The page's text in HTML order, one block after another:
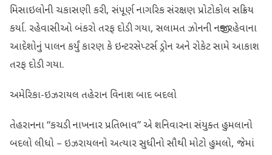
મિસાઇલોની ચકાસણી કરી, સંપૂર્ણ નાગરિક સંરક્ષણ પ્રોટોકોલ સક્રિય
કર્યા. રહેવાસીઓ બંકરો તરફ દોડી ગયા, સલામત ઝોનની નજીક રહેવાના
આદેશોનું પાલન કર્યું કારણ કે ઇન્ટરસેપ્ટર્સ ડ્રોન અને રોકેટ સામે આકાશ
તરફ દોડી ગયા.
અમેરિકા-ઇઝરાયલ તહેરાન વિનાશ બાદ બદલો
તેહરાનના “કચડી નાખનાર પ્રતિભાવ” એ શનિવારના સંયુક્ત હુમલાનો
બદલો લીધો – ઇઝરાયલનો અત્યાર સુધીનો સૌથી મોટો હુમલો, જેમાં